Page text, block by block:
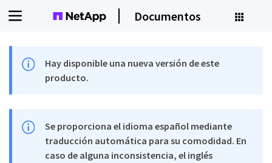
Documentos
Hay disponible una nueva versión de este
producto.
Se proporciona el idioma español mediante
traducción automática para su comodidad. En
caso de alguna inconsistencia, el inglés